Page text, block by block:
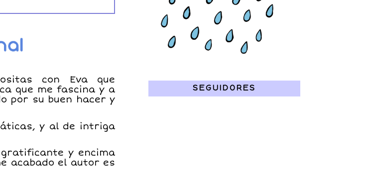
con Eva que
que me fascina y a
por su buen hacer y
y al de intriga
y encima
acabado el autor es
SEGUIDORES